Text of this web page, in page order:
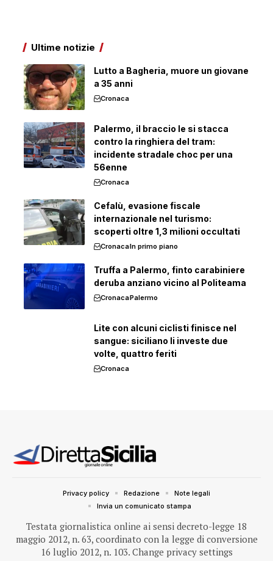
Ultime notizie
Lutto a Bagheria, muore un giovane
a 35 anni
Cronaca
Palermo, il braccio le si stacca
contro la ringhiera del tram:
incidente stradale choc per una
56enne
Cronaca
Cefalù, evasione fiscale
internazionale nel turismo:
scoperti oltre 1,3 milioni occultati
CronacaIn primo piano
Truffa a Palermo, finto carabiniere
deruba anziano vicino al Politeama
CronacaPalermo
Lite con alcuni ciclisti finisce nel
sangue: siciliano li investe due
volte, quattro feriti
Cronaca
Testata giornalistica online ai sensi decreto-legge 18
maggio 2012, n. 63, coordinato con la legge di conversione
16 luglio 2012, n. 103. Change privacy settings
Privacy policy Redazione
Note legali
Invia un comunicato stampa